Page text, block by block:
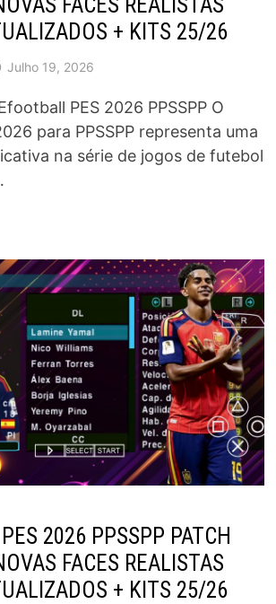
FACES REALISTAS
+ KITS 25/26
Julho 19, 2026
PES 2026 PPSSPP O
para PPSSPP representa uma
na série de jogos de futebol
2026 PPSSPP PATCH
FACES REALISTAS
+ KITS 25/26